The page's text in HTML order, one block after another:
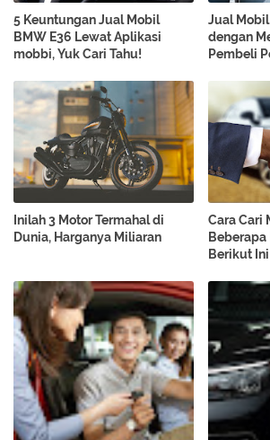
5 Keuntungan Jual Mobil
BMW E36 Lewat Aplikasi
mobbi, Yuk Cari Tahu!
Jual
dengan
Pembeli
Inilah 3 Motor Termahal di
Dunia, Harganya Miliaran
Cara Cari
Berikut Ini